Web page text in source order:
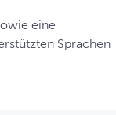
eine
Sprachen